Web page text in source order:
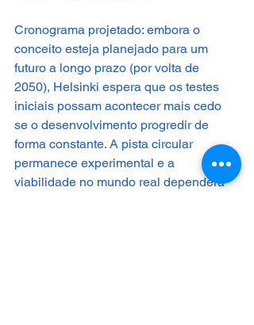
Cronograma projetado: embora o
conceito esteja planejado para um
futuro a longo prazo (por volta de
2050), Helsinki espera que os testes
iniciais possam acontecer mais cedo
se o desenvolvimento progredir de
forma constante. A pista circular
permanece experimental e a
viabilidade no mundo real dependerá